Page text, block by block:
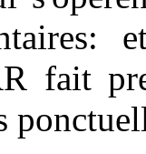
fait